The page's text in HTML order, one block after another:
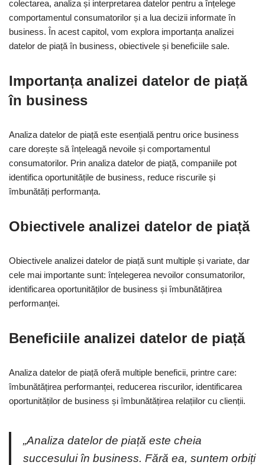
colectarea, analiza și interpretarea datelor pentru a înțelege
comportamentul consumatorilor și a lua decizii informate în
business. În acest capitol, vom explora importanța analizei
datelor de piață în business, obiectivele și beneficiile sale.
Importanța analizei datelor de piață
în business
Analiza datelor de piață este esențială pentru orice business
care dorește să înțeleagă nevoile și comportamentul
consumatorilor. Prin analiza datelor de piață, companiile pot
identifica oportunitățile de business, reduce riscurile și
îmbunătăți performanța.
Obiectivele analizei datelor de piață
Obiectivele analizei datelor de piață sunt multiple și variate, dar
cele mai importante sunt: înțelegerea nevoilor consumatorilor,
identificarea oportunităților de business și îmbunătățirea
performanței.
Beneficiile analizei datelor de piață
Analiza datelor de piață oferă multiple beneficii, printre care:
îmbunătățirea performanței, reducerea riscurilor, identificarea
oportunităților de business și îmbunătățirea relațiilor cu clienții.
„Analiza datelor de piață este cheia
succesului în business. Fără ea, suntem orbiți